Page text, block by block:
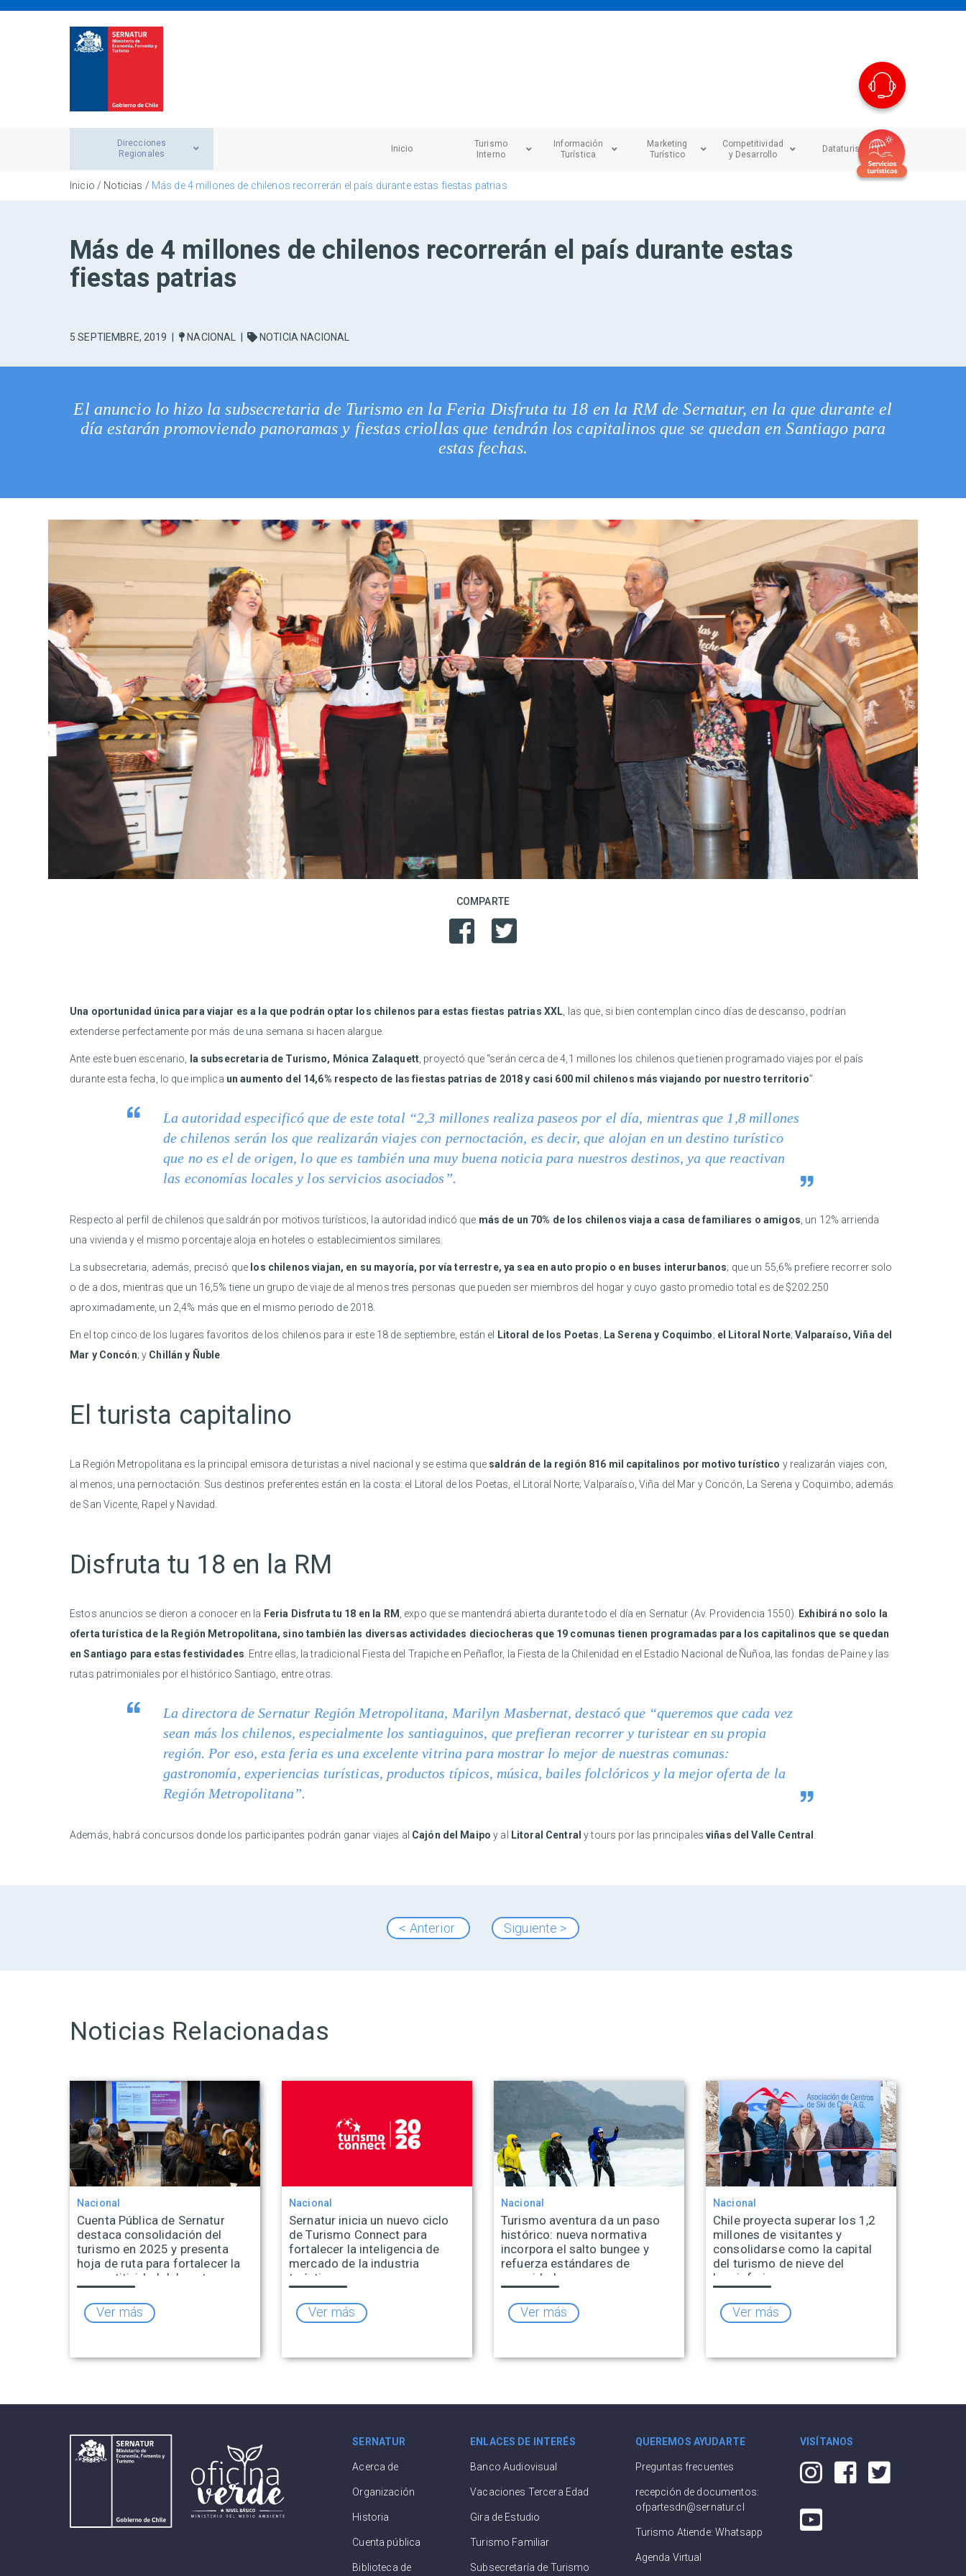
Direcciones
Regionales
Inicio
Turismo
Interno
Información
Turística
Marketing
Turístico
Competitividad
y Desarrollo
Dataturismo
Inicio / Noticias / Más de 4 millones de chilenos recorrerán el país durante estas fiestas patrias
Más de 4 millones de chilenos recorrerán el país durante estas
fiestas patrias
5 SEPTIEMBRE, 2019 NACIONAL NOTICIA NACIONAL
El anuncio lo hizo la subsecretaria de Turismo en la Feria Disfruta tu 18 en la RM de Sernatur, en la que durante el
día estarán promoviendo panoramas y fiestas criollas que tendrán los capitalinos que se quedan en Santiago para
estas fechas.
COMPARTE
Una oportunidad única para viajar es a la que podrán optar los chilenos para estas fiestas patrias XXL , las que, si bien contemplan cinco días de descanso, podrían
extenderse perfectamente por más de una semana si hacen alargue.
Ante este buen escenario, la subsecretaria de Turismo, Mónica Zalaquett, proyectó que “serán cerca de 4,1 millones los chilenos que tienen programado viajes por el país
durante esta fecha, lo que implica un aumento del 14,6% respecto de las fiestas patrias de 2018 y casi 600 mil chilenos más viajando por nuestro territorio”.
La autoridad especificó que de este total “2,3 millones realiza paseos por el día, mientras que 1,8 millones
de chilenos serán los que realizarán viajes con pernoctación, es decir, que alojan en un destino turístico
que no es el de origen, lo que es también una muy buena noticia para nuestros destinos, ya que reactivan
las economías locales y los servicios asociados”.
Respecto al perfil de chilenos que saldrán por motivos turísticos, la autoridad indicó que más de un 70% de los chilenos viaja a casa de familiares o amigos , un 12% arrienda
una vivienda y el mismo porcentaje aloja en hoteles o establecimientos similares.
La subsecretaria, además, precisó que los chilenos viajan, en su mayoría, por vía terrestre, ya sea en auto propio o en buses interurbanos; que un 55,6% prefiere recorrer solo
o de a dos, mientras que un 16,5% tiene un grupo de viaje de al menos tres personas que pueden ser miembros del hogar y cuyo gasto promedio total es de $202.250
aproximadamente, un 2,4% más que en el mismo periodo de 2018.
En el top cinco de los lugares favoritos de los chilenos para ir este 18 de septiembre, están el Litoral de los Poetas; La Serena y Coquimbo; el Litoral Norte;Valparaíso, Viña del
Mar y Concón; y Chillán y Ñuble
El turista capitalino
La Región Metropolitana es la principal emisora de turistas a nivel nacional y se estima que saldrán de la región 816 mil capitalinos por motivo turístico y realizarán viajes con,
al menos, una pernoctación. Sus destinos preferentes están en la costa: el Litoral de los Poetas, el Litoral Norte; Valparaíso, Viña del Mar y Concón, La Serena y Coquimbo; además
de San Vicente, Rapel y Navidad.
Disfruta tu 18 en la RM
Estos anuncios se dieron a conocer en la Feria Disfruta tu 18 en la RM , expo que se mantendrá abierta durante todo el día en Sernatur (Av. Providencia 1550).
Exhibirá no solo la
oferta turística de la Región Metropolitana, sino también las diversas actividades dieciocheras que 19 comunas tienen programadas para los capitalinos que se quedan
en Santiago para estas festividades . Entre ellas, la tradicional Fiesta del Trapiche en Peñaflor, la Fiesta de la Chilenidad en el Estadio Nacional de Ñuñoa, las fondas de Paine y las
rutas patrimoniales por el histórico Santiago, entre otras.
La directora de Sernatur Región Metropolitana, Marilyn Masbernat, destacó que “queremos que cada vez
sean más los chilenos, especialmente los santiaguinos, que prefieran recorrer y turistear en su propia
región. Por eso, esta feria es una excelente vitrina para mostrar lo mejor de nuestras comunas:
gastronomía, experiencias turísticas, productos típicos, música, bailes folclóricos y la mejor oferta de la
Región Metropolitana”.
Además, habrá concursos donde los participantes podrán ganar viajes al Cajón del Maipo y al Litoral Central y tours por las principalesviñas del Valle Central
< Anterior Siguiente >
Noticias Relacionadas
Nacional
Cuenta Pública de Sernatur
destaca consolidación del
turismo en 2025 y presenta
hoja de ruta para fortalecer la
competitividad del sector
Ver más
Nacional
Sernatur inicia un nuevo ciclo
de Turismo Connect para
fortalecer la inteligencia de
mercado de la industria
turística
Ver más
Nacional
Turismo aventura da un paso
histórico: nueva normativa
incorpora el salto bungee y
refuerza estándares de
seguridad
Ver más
Nacional
Chile proyecta superar los 1,2
millones de visitantes y
consolidarse como la capital
del turismo de nieve del
hemisferio sur
Ver más
SERNATUR
Acerca de
Organización
Historia
Cuenta pública
Biblioteca de
ENLACES DE INTERÉS
Banco Audiovisual
Vacaciones Tercera Edad
Gira de Estudio
Turismo Familiar
Subsecretaría de Turismo
QUEREMOS AYUDARTE
Preguntas frecuentes
recepción de documentos:
ofpartesdn@sernatur.cl
Turismo Atiende: Whatsapp
Agenda Virtual
VISÍTANOS